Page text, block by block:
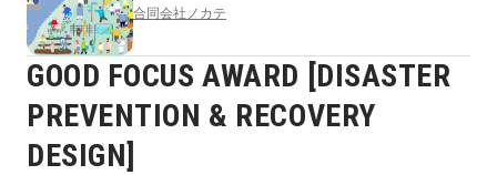
合同会社ノカテ
GOOD FOCUS AWARD [DISASTER
PREVENTION & RECOVERY
DESIGN]